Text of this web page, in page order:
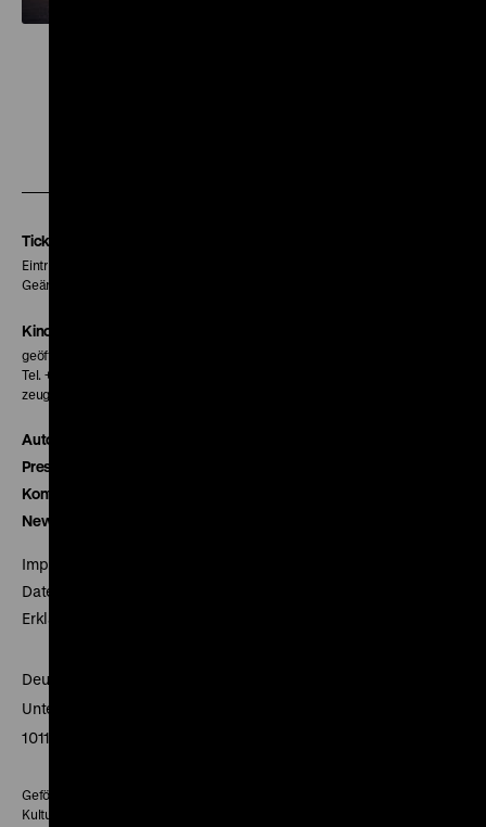
Tickets
Eintritt 5 €
Geänderte Preise sind im Programm vermerkt.
Kinokasse
geöffnet 30 Minuten vor Beginn der ersten Vorstellung
Tel. + 49 30 20304-770
zeughauskino@dhm.de
Autor*innen
Presse
Kontakt
Newsletter
Impressum
Datenschutz
Erklärung digitale Barrierefreiheit
Deutsches Historisches Museum
Unter den Linden 2
10117 Berlin
Gefördert mit Mitteln des Beauftragten der Bundesregierung für
Kultur und Medien